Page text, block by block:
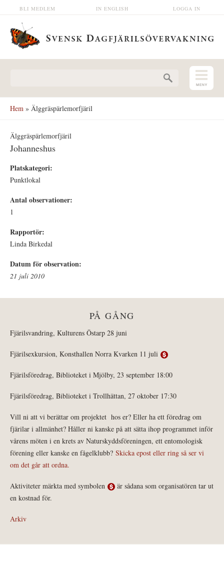
Hoppa till huvudinnehåll LOGGA IN
IN ENGLISH
BLI MEDLEM
Hem » Älggräspärlemorfjäril
Älggräspärlemorfjäril
Johanneshus
Platskategori:
Punktlokal
Antal observationer:
1
Rapportör:
Linda Birkedal
Datum för observation:
21 juli 2010
PÅ GÅNG
Fjärilsvandring, Kulturens Östarp 28 juni
Fjärilsexkursion, Konsthallen Norra Kvarken 11 juli
Fjärilsföredrag, Biblioteket i Mjölby, 23 september 18:00
Fjärilsföredrag, Biblioteket i Trollhättan, 27 oktober 17:30
Vill ni att vi berättar om projektet hos er? Eller ha ett föredrag om
fjärilar i allmänhet? Håller ni kanske på att sätta ihop programmet inför
vårens möten i en krets av Naturskyddsföreningen, ett entomologisk
förening eller kanske en fågelklubb? Skicka epost eller ring så ser vi
om det går att ordna.
Aktiviteter märkta med symbolen
är sådana som organisatören tar ut
en kostnad för.
Arkiv